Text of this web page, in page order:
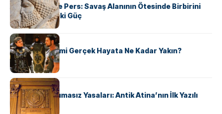
Antik Yunan ve Pers: Savaş Alanının Ötesinde Birbirini
Şekillendiren İki Güç
KÜLTÜR
‘Gladiator’ Filmi Gerçek Hayata Ne Kadar Yakın?
KÜLTÜR
Draco’nun Acımasız Yasaları: Antik Atina’nın İlk Yazılı
Hukuk Kodu